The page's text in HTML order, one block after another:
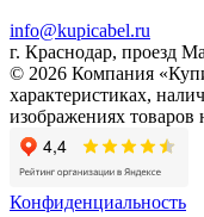
info@kupicabel.ru
г. Краснодар, проезд
© 2026 Компания
характеристиках,
изображениях товаров
Конфиденциальность